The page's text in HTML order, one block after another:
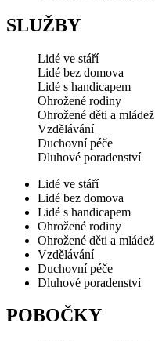
SLUŽBY
Lidé ve stáří
Lidé bez domova
Lidé s handicapem
Ohrožené rodiny
Ohrožené děti a mládež
Vzdělávání
Duchovní péče
Dluhové poradenství
Lidé ve stáří
Lidé bez domova
Lidé s handicapem
Ohrožené rodiny
Ohrožené děti a mládež
Vzdělávání
Duchovní péče
Dluhové poradenství
POBOČKY